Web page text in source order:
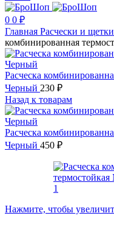
0 0 ₽
Главная Расчески и щетки
комбинированная
Расческа
Черный 230 ₽
Назад к товарам
Расческа
Черный 450 ₽
Нажмите, чтобы